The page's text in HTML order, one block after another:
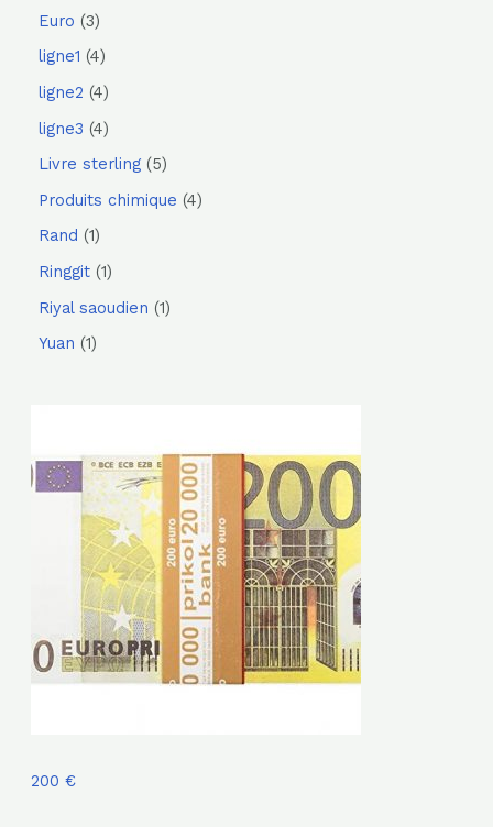
Euro
3
ligne1 4
ligne2 4
ligne3 4
Livre sterling
5
Produits chimique 4
Rand
1
Ringgit 1
Riyal saoudien
1
Yuan
1
200 €